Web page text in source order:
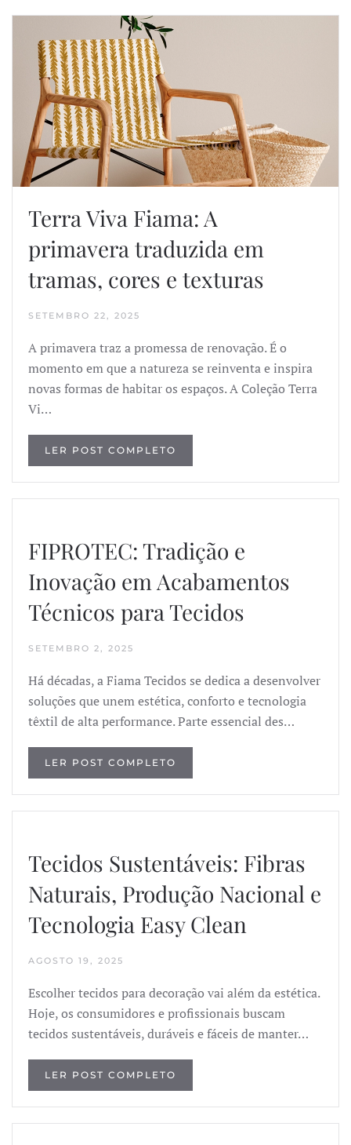
Terra Viva Fiama: A
primavera traduzida em
tramas, cores e texturas
SETEMBRO 22, 2025
A primavera traz a promessa de renovação. É o
momento em que a natureza se reinventa e inspira
novas formas de habitar os espaços. A Coleção Terra
Vi…
LER POST COMPLETO
FIPROTEC: Tradição e
Inovação em Acabamentos
Técnicos para Tecidos
SETEMBRO 2, 2025
Há décadas, a Fiama Tecidos se dedica a desenvolver
soluções que unem estética, conforto e tecnologia
têxtil de alta performance. Parte essencial des…
LER POST COMPLETO
Tecidos Sustentáveis: Fibras
Naturais, Produção Nacional e
Tecnologia Easy Clean
AGOSTO 19, 2025
Escolher tecidos para decoração vai além da estética.
Hoje, os consumidores e profissionais buscam
tecidos sustentáveis, duráveis e fáceis de manter…
LER POST COMPLETO